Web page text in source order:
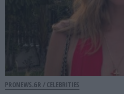
PRONEWS.GR / CELEBRITIES